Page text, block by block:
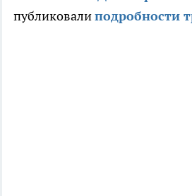
публиковалиподробности